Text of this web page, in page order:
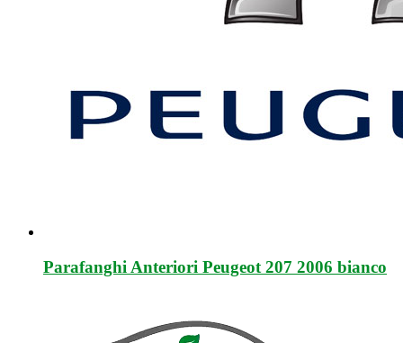
Parafanghi Anteriori Peugeot 207 2006 bianco